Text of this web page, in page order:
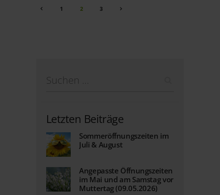
Seitennummerierung
PAGE
1 PAGE
2 PAGE
3
nach:
Letzten Beiträge
Sommeröffnungszeiten im
Juli & August
Angepasste Öffnungszeiten
im Mai und am Samstag vor
Muttertag (09.05.2026)